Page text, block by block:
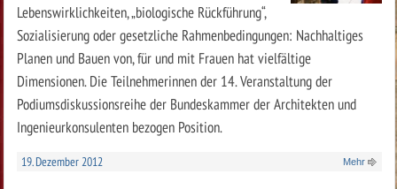
Lebenswirklichkeiten, „biologische Rückführung“,
Sozialisierung oder gesetzliche Rahmenbedingungen: Nachhaltiges
Planen und Bauen von, für und mit Frauen hat vielfältige
Dimensionen. Die Teilnehmerinnen der 14. Veranstaltung der
Podiumsdiskussionsreihe der Bundeskammer der Architekten und
Ingenieurkonsulenten bezogen Position.
19. Dezember 2012 Mehr